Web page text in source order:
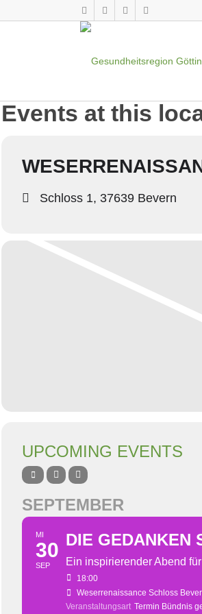
Events at this
Schloss 1, 37639 Bevern
UPCOMING EVENTS
SEPTEMBER
MI
30
SEP
DIE GEDANKEN
Ein inspirierender Abend
18:00
Weserrenaissance Schloss
Veranstaltungsart Termin Bündnis